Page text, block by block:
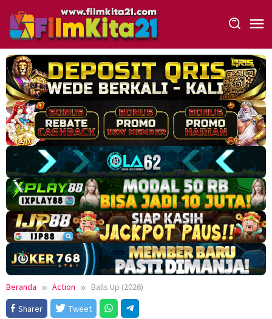
konten
Beranda Action
Balls Up (2026)
Sharer
Tweet